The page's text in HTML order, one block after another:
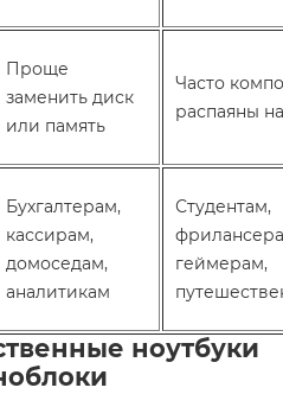
Проще
заменить диск
или память
Часто
распаяны
Бухгалтерам,
кассирам,
домоседам,
аналитикам
Студентам,
геймерам,
ноутбуки